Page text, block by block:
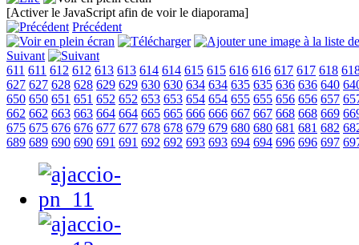
[Activer le JavaScript afin de voir le diaporama]
Précédent
Suivant
611 611 612 612 613 613 614 614 615 615 616 616 617 617 618
627 627 628 628 629 629 630 630 634 634 635 635 636 636 640
650 650 651 651 652 652 653 653 654 654 655 655 656 656 657
662 662 663 663 664 664 665 665 666 666 667 667 668 668 669
675 675 676 676 677 677 678 678 679 679 680 680 681 681 682
689 689 690 690 691 691 692 692 693 693 694 694 696 696 697